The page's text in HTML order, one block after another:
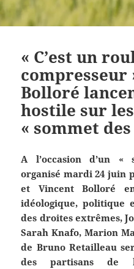
« C’est un
compresseur
Bolloré
hostile sur
« sommet
A l’occasion d’un «
organisé mardi 24 juin
et Vincent Bolloré
idéologique, politique
des droites extrêmes,
Sarah Knafo, Marion
de Bruno Retailleau
des partisans de